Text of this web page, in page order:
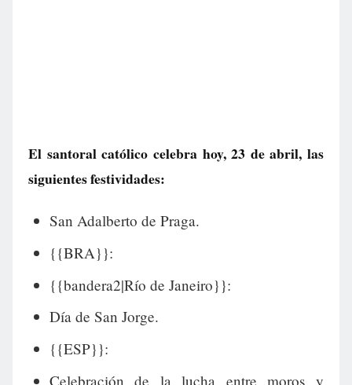
El santoral católico celebra hoy, 23 de abril, las
siguientes festividades:
San Adalberto de Praga.
{{BRA}}:
{{bandera2|Río de Janeiro}}:
Día de San Jorge.
{{ESP}}:
Celebración de la lucha entre moros y